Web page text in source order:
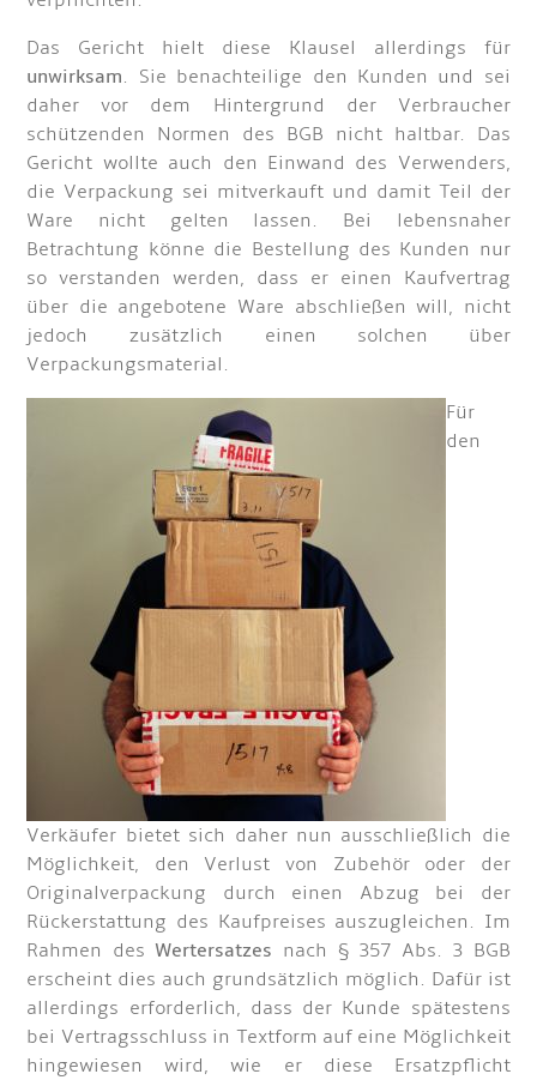
Das Gericht hielt diese Klausel allerdings für
unwirksam. Sie benachteilige den Kunden und sei
daher vor dem Hintergrund der Verbraucher
schützenden Normen des BGB nicht haltbar. Das
Gericht wollte auch den Einwand des Verwenders,
die Verpackung sei mitverkauft und damit Teil der
Ware nicht gelten lassen. Bei lebensnaher
Betrachtung könne die Bestellung des Kunden nur
so verstanden werden, dass er einen Kaufvertrag
über die angebotene Ware abschließen will, nicht
jedoch zusätzlich einen solchen über
Verpackungsmaterial.
Für
den
Verkäufer bietet sich daher nun ausschließlich die
Möglichkeit, den Verlust von Zubehör oder der
Originalverpackung durch einen Abzug bei der
Rückerstattung des Kaufpreises auszugleichen. Im
Rahmen des Wertersatzes nach § 357 Abs. 3 BGB
erscheint dies auch grundsätzlich möglich. Dafür ist
allerdings erforderlich, dass der Kunde spätestens
bei Vertragsschluss in Textform auf eine Möglichkeit
hingewiesen wird, wie er diese Ersatzpflicht